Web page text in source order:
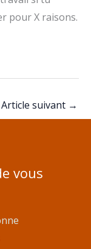
pour X raisons.
Article suivant →
vous